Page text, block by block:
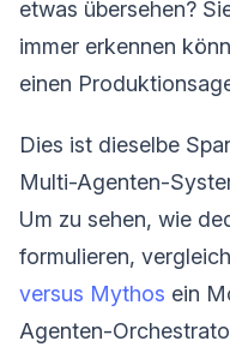
etwas übersehen?
immer erkennen
einen
Dies ist dieselbe
Multi-Agenten-
Um zu sehen, wie
formulieren,
versus Mythos ein
Agenten-